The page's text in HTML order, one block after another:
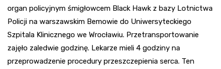
organ policyjnym śmigłowcem Black Hawk z bazy Lotnictwa
Policji na warszawskim Bemowie do Uniwersyteckiego
Szpitala Klinicznego we Wrocławiu. Przetransportowanie
zajęło zaledwie godzinę. Lekarze mieli 4 godziny na
przeprowadzenie procedury przeszczepienia serca. Ten